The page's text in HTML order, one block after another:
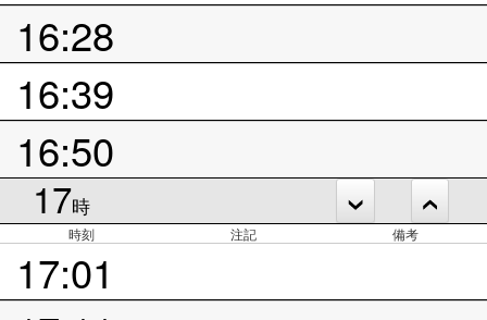
16:28
16:39
16:50
17時
時刻 注記 備考
17:01